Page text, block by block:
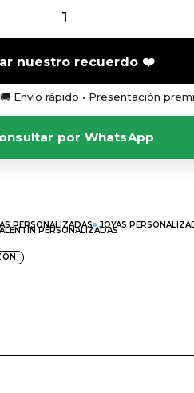
CORAZONES CON PLACA
nuestro recuerdo ❤️
🚚 Envío rápido • Presentación
por WhatsApp
PERSONALIZADAS JOYAS
PERSONALIZADAS